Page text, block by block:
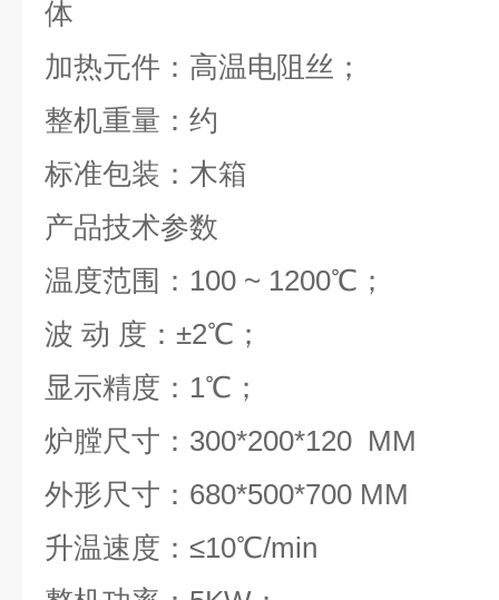
体
加热元件：高温电阻丝；
整机重量：约
标准包装：木箱
产品技术参数
温度范围： 100 ~ 1200℃；
波 动 度：±2℃；
显示精度： 1℃；
炉膛尺寸： 300*200*120 MM
外形尺寸： 680*500*700 MM
升温速度：≤10℃/min